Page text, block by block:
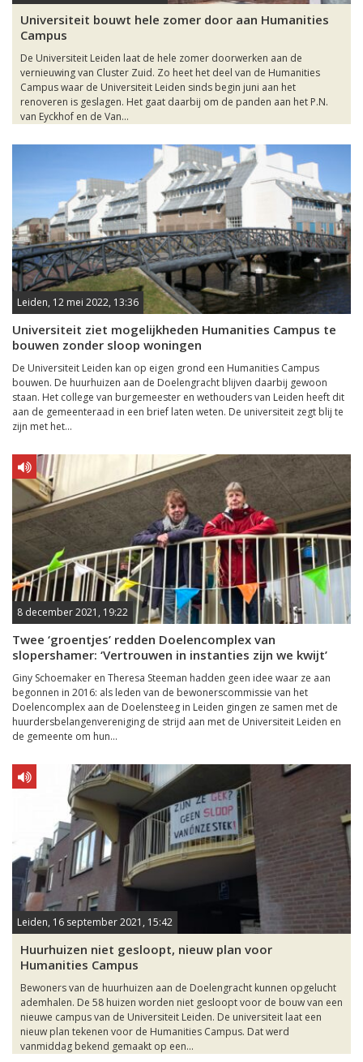
Universiteit bouwt hele zomer door aan Humanities
Campus
De Universiteit Leiden laat de hele zomer doorwerken aan de
vernieuwing van Cluster Zuid. Zo heet het deel van de Humanities
Campus waar de Universiteit Leiden sinds begin juni aan het
renoveren is geslagen. Het gaat daarbij om de panden aan het P.N.
van Eyckhof en de Van...
Leiden, 12 mei 2022, 13:36
Universiteit ziet mogelijkheden Humanities Campus te
bouwen zonder sloop woningen
De Universiteit Leiden kan op eigen grond een Humanities Campus
bouwen. De huurhuizen aan de Doelengracht blijven daarbij gewoon
staan. Het college van burgemeester en wethouders van Leiden heeft dit
aan de gemeenteraad in een brief laten weten. De universiteit zegt blij te
zijn met het...
8 december 2021, 19:22
Twee ‘groentjes’ redden Doelencomplex van
slopershamer: ‘Vertrouwen in instanties zijn we kwijt’
Giny Schoemaker en Theresa Steeman hadden geen idee waar ze aan
begonnen in 2016: als leden van de bewonerscommissie van het
Doelencomplex aan de Doelensteeg in Leiden gingen ze samen met de
huurdersbelangenvereniging de strijd aan met de Universiteit Leiden en
de gemeente om hun...
Leiden, 16 september 2021, 15:42
Huurhuizen niet gesloopt, nieuw plan voor
Humanities Campus
Bewoners van de huurhuizen aan de Doelengracht kunnen opgelucht
ademhalen. De 58 huizen worden niet gesloopt voor de bouw van een
nieuwe campus van de Universiteit Leiden. De universiteit laat een
nieuw plan tekenen voor de Humanities Campus. Dat werd
vanmiddag bekend gemaakt op een...